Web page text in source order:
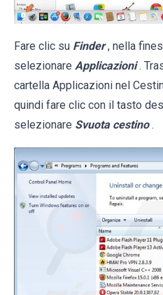
Fare clic su Finder , nella
selezionare Applicazioni .
cartella Applicazioni nel
quindi fare clic con il tasto
selezionare Svuota cestino .